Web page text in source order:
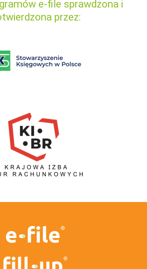
e-file sprawdzona i
przez: